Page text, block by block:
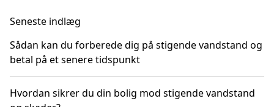
Seneste indlæg
Sådan kan du forberede dig på stigende vandstand og
betal på et senere tidspunkt
Hvordan sikrer du din bolig mod stigende vandstand